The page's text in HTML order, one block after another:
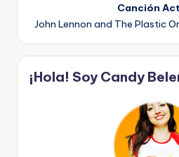
Canción
John Lennon and The Plastic
¡Hola! Soy Candy